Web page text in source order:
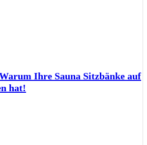
Ihre Sauna Sitzbänke auf
hat!